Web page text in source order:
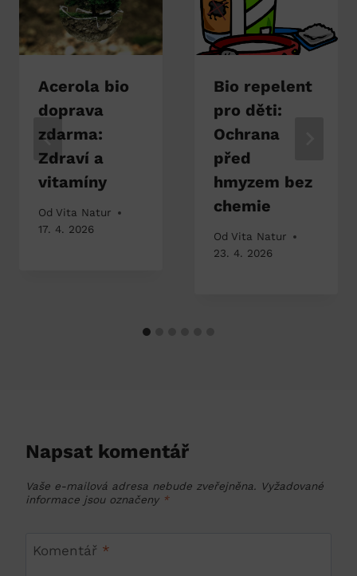
Acerola bio
doprava
zdarma:
Zdraví a
vitamíny
Od Vita Natur
17. 4. 2026
Bio repelent
pro děti:
Ochrana
před
hmyzem bez
chemie
Od Vita Natur
23. 4. 2026
Napsat komentář
Vaše e-mailová adresa nebude zveřejněna. Vyžadované
informace jsou označeny *
Komentář *